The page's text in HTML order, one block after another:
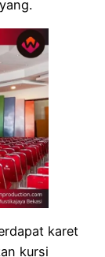
karet
kursi